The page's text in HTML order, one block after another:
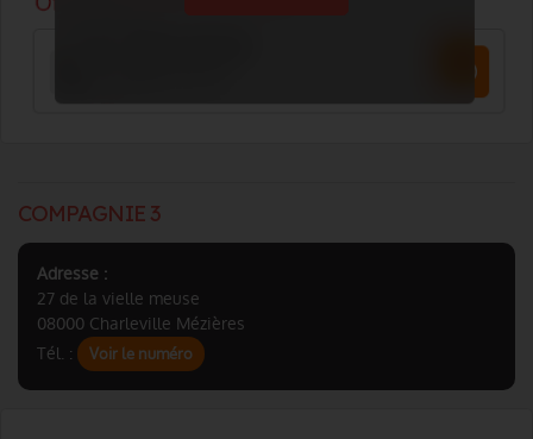
COMPAGNIE 3
Adresse :
27 de la vielle meuse
08000 Charleville Mézières
Tél. :
Voir le numéro